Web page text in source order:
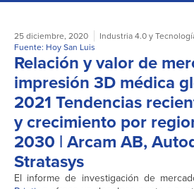
25 diciembre, 2020 Industria 4.0 y
Fuente: Hoy San Luis
Relación y valor de
impresión 3D médica
2021 Tendencias
y crecimiento por
2030 | Arcam AB,
Stratasys
El informe de investigación de